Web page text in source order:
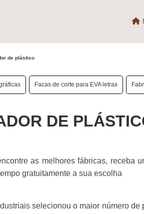
de plástico
Facas de corte para EVA letras
DE
as melhores fábricas, receba
gratuitamente a sua escolha
selecionou o maior número de